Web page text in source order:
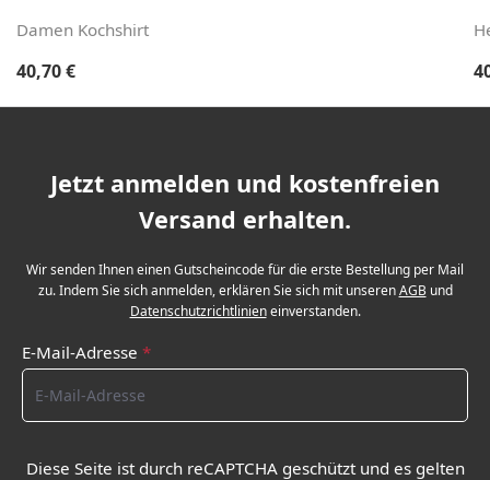
Damen Kochshirt
Regulärer Preis:
40,70 €
Jetzt anmelden und kostenfreien
Versand erhalten.
Wir senden Ihnen einen Gutscheincode für die erste Bestellung per Mail
zu. Indem Sie sich anmelden, erklären Sie sich mit unserenAGBund
Datenschutzrichtlinieneinverstanden.
E-Mail-Adresse *
Diese Seite ist durch reCAPTCHA geschützt und es gelten